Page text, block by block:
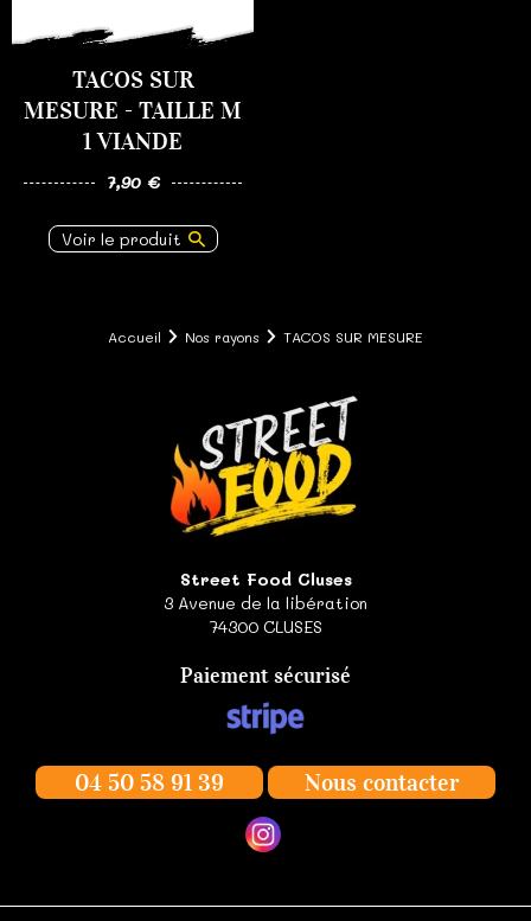
TACOS SUR
MESURE - TAILLE M
1 VIANDE
7,90 €
Voir le produit
Accueil Nos rayons TACOS SUR MESURE
Street Food Cluses
3 Avenue de la libération
74300 CLUSES
Paiement sécurisé
04 50 58 91 39 Nous contacter